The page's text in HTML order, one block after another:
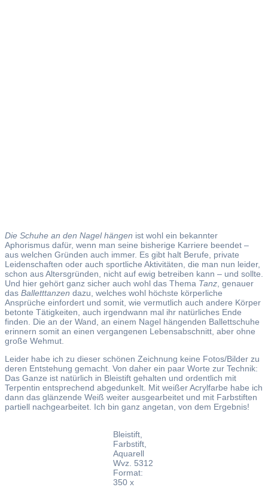
Die Schuhe an den Nagel hängen ist wohl ein bekannter
Aphorismus dafür, wenn man seine bisherige Karriere beendet –
aus welchen Gründen auch immer. Es gibt halt Berufe, private
Leidenschaften oder auch sportliche Aktivitäten, die man nun leider,
schon aus Altersgründen, nicht auf ewig betreiben kann – und sollte.
Und hier gehört ganz sicher auch wohl das Thema Tanz , genauer
das Balletttanzen dazu, welches wohl höchste körperliche
Ansprüche einfordert und somit, wie vermutlich auch andere Körper
betonte Tätigkeiten, auch irgendwann mal ihr natürliches Ende
finden. Die an der Wand, an einem Nagel hängenden Ballettschuhe
erinnern somit an einen vergangenen Lebensabschnitt, aber ohne
große Wehmut.
Leider habe ich zu dieser schönen Zeichnung keine Fotos/Bilder zu
deren Entstehung gemacht. Von daher ein paar Worte zur Technik:
Das Ganze ist natürlich in Bleistift gehalten und ordentlich mit
Terpentin entsprechend abgedunkelt. Mit weißer Acrylfarbe habe ich
dann das glänzende Weiß weiter ausgearbeitet und mit Farbstiften
partiell nachgearbeitet. Ich bin ganz angetan, von dem Ergebnis!
Bleistift,
Farbstift,
Aquarell
Wvz. 5312
Format:
350 x